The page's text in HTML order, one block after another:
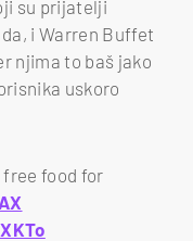
su prijatelji
i Warren Buffet
njima to baš jako
uskoro
free food for